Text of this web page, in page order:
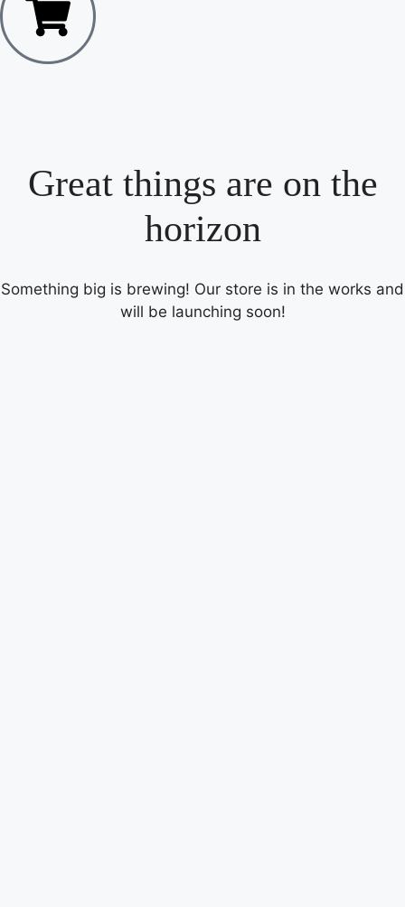
Great things are on the
horizon
Something big is brewing! Our store is in the works and
will be launching soon!